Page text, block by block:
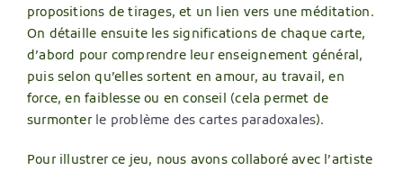
propositions de tirages, et un lien vers une méditation.
On détaille ensuite les significations de chaque carte,
d’abord pour comprendre leur enseignement général,
puis selon qu’elles sortent en amour, au travail, en
force, en faiblesse ou en conseil (cela permet de
surmonter le problème des cartes paradoxales).
Pour illustrer ce jeu, nous avons collaboré avec l’artiste